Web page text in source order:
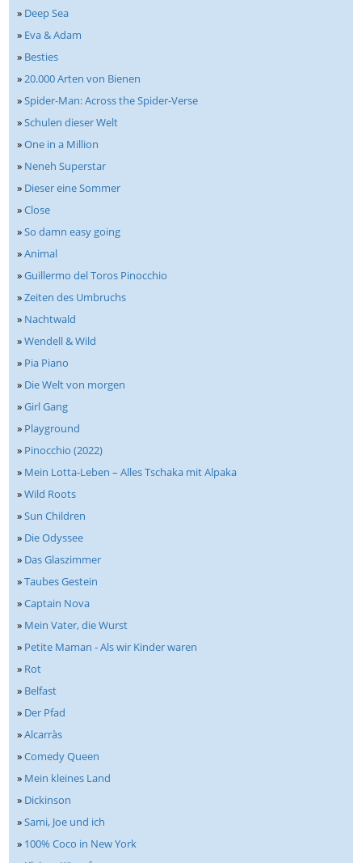
» Deep Sea
» Eva & Adam
» Besties
»20.000 Arten von Bienen
»Spider-Man: Across the Spider-Verse
»Schulen dieser Welt
»One in a Million
» Neneh Superstar
» Dieser eine Sommer
»Close
»So damn easy going
»Animal
»Guillermo del Toros Pinocchio
»Zeiten des Umbruchs
» Nachtwald
»Wendell & Wild
» Pia Piano
» Die Welt von morgen
»Girl Gang
» Playground
» Pinocchio (2022)
» Mein Lotta-Leben – Alles Tschaka mit Alpaka
»Wild Roots
»Sun Children
» Die Odyssee
» Das Glaszimmer
»Taubes Gestein
»Captain Nova
» Mein Vater, die Wurst
» Petite Maman - Als wir Kinder waren
» Rot
» Belfast
» Der Pfad
»Alcarràs
»Comedy Queen
» Mein kleines Land
» Dickinson
»Sami, Joe und ich
» 100% Coco in New York